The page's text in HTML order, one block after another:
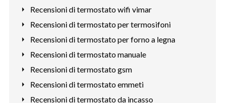
Recensioni di termostato wifi vimar
Recensioni di termostato per termosifoni
Recensioni di termostato per forno a legna
Recensioni di termostato manuale
Recensioni di termostato gsm
Recensioni di termostato emmeti
Recensioni di termostato da incasso